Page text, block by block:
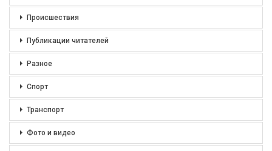
Происшествия
Публикации читателей
Разное
Спорт
Транспорт
Фото и видео